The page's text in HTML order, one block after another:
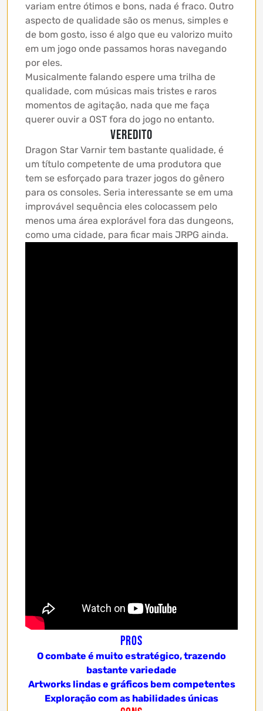
variam entre ótimos e bons, nada é fraco. Outro
aspecto de qualidade são os menus, simples e
de bom gosto, isso é algo que eu valorizo muito
em um jogo onde passamos horas navegando
por eles.
Musicalmente falando espere uma trilha de
qualidade, com músicas mais tristes e raros
momentos de agitação, nada que me faça
querer ouvir a OST fora do jogo no entanto.
VEREDITO
Dragon Star Varnir tem bastante qualidade, é
um título competente de uma produtora que
tem se esforçado para trazer jogos do gênero
para os consoles. Seria interessante se em uma
improvável sequência eles colocassem pelo
menos uma área explorável fora das dungeons,
como uma cidade, para ficar mais JRPG ainda.
Pros
O combate é muito estratégico, trazendo
bastante variedade
Artworks lindas e gráficos bem competentes
Exploração com as habilidades únicas